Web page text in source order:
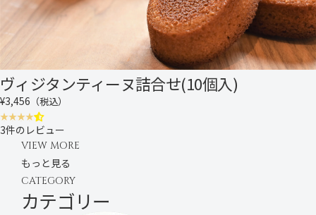
ヴィジタンティーヌ詰合せ(10個入)
¥3,456 （税込）
3件のレビュー
VIEW MORE
もっと見る
CATEGORY
カテゴリー